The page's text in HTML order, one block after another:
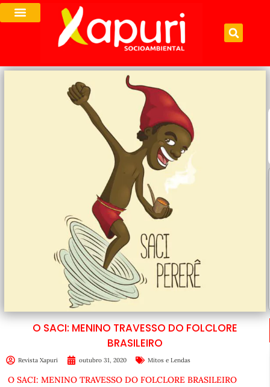
O SACI: MENINO TRAVESSO DO FOLCLORE
BRASILEIRO
Revista Xapuri outubro 31, 2020 Mitos e Lendas
O SACI: MENINO TRAVESSO DO FOLCLORE BRASILEIRO